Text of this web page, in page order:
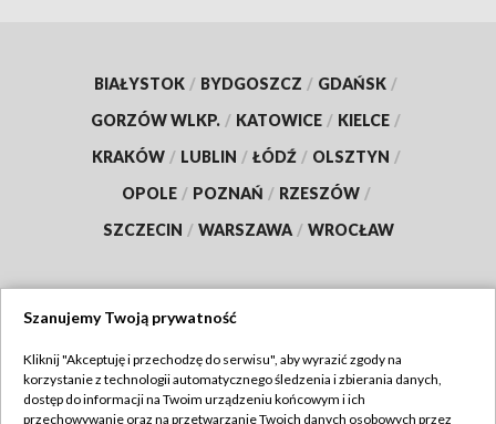
BIAŁYSTOK / BYDGOSZCZ / GDAŃSK /
GORZÓW WLKP. / KATOWICE / KIELCE /
KRAKÓW / LUBLIN / ŁÓDŹ / OLSZTYN /
OPOLE / POZNAŃ / RZESZÓW /
SZCZECIN / WARSZAWA / WROCŁAW
TVP
Szanujemy Twoją prywatność
Kliknij "Akceptuję i przechodzę do serwisu", aby wyrazić zgody na
korzystanie z technologii automatycznego śledzenia i zbierania danych,
dostęp do informacji na Twoim urządzeniu końcowym i ich
przechowywanie oraz na przetwarzanie Twoich danych osobowych przez